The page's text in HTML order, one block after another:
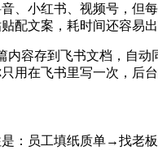
、小红书、视频号，但
配文案，耗时间还容易出
内容存到飞书文档，自动
用在飞书里写一次，后台
是：员工填纸质单→找老